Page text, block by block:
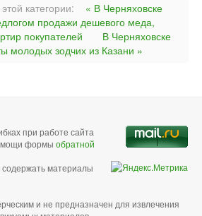
категории:
« В Черняховске
продажи дешевого меда,
покупателей
В Черняховске
молодых зодчих из Казани »
при работе сайта
формы обратной
материалы
и не предназначен для извлечения